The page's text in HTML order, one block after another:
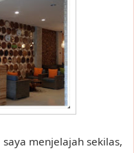
menjelajah sekilas,